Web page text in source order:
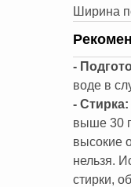
Ширина
-
воде в
- Стирка:
выше 30
высокие
нельзя.
стирки,